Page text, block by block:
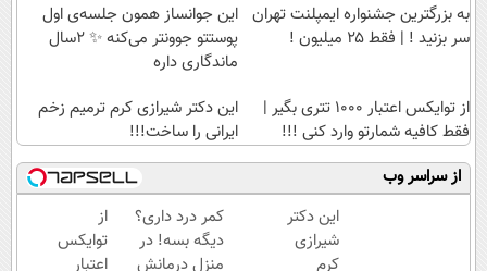
به بزرگترین جشنواره ایمپلنت تهران
سر بزنید ! | فقط ۲۵ میلیون !
این جوانساز همون جلسه‌ی اول
پوستتو جوونتر می‌کنه ✨ 2سال
ماندگاری داره
از توایکس اعتبار ۱۰۰۰ تتری بگیر |
فقط کافیه شمارتو وارد کنی !!!
این دکتر شیرازی کرم ترمیم زخم
ایرانی را ساخت!!!
از سراسر وب
این دکتر
شیرازی
کرم
کمر درد داری؟
دیگه بسه! در
منزل درمانش
از
توایکس
اعتبار